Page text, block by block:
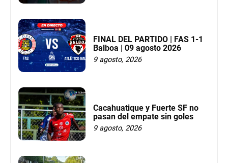
FINAL DEL PARTIDO | FAS 1-1
Balboa | 09 agosto 2026
9 agosto, 2026
Cacahuatique y Fuerte SF no
pasan del empate sin goles
9 agosto, 2026